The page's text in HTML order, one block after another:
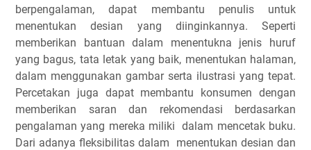
berpengalaman, dapat membantu penulis untuk
menentukan desian yang diinginkannya. Seperti
memberikan bantuan dalam menentukna jenis huruf
yang bagus, tata letak yang baik, menentukan halaman,
dalam menggunakan gambar serta ilustrasi yang tepat.
Percetakan juga dapat membantu konsumen dengan
memberikan saran dan rekomendasi berdasarkan
pengalaman yang mereka miliki dalam mencetak buku.
Dari adanya fleksibilitas dalam menentukan desian dan